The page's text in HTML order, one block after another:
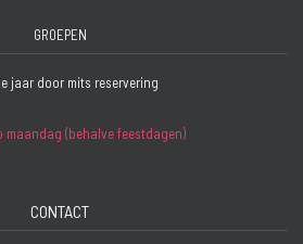
GROEPEN
jaar door mits reservering
maandag (behalve feestdagen)
CONTACT